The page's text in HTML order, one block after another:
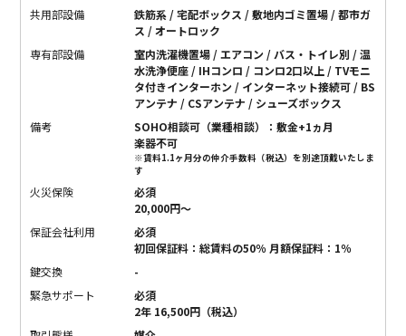
共用部設備
鉄筋系 / 宅配ボックス / 敷地内ゴミ置場 / 都市ガ
ス / オートロック
専有部設備
室内洗濯機置場 / エアコン / バス・トイレ別 / 温
水洗浄便座 / IHコンロ / コンロ2口以上 / TVモニ
タ付きインターホン / インターネット接続可 / BS
アンテナ / CSアンテナ / シューズボックス
備考
SOHO相談可（業種相談）：敷金+1ヵ月
楽器不可
※賃料1.1ヶ月分の仲介手数料（税込）を別途頂戴いたしま
す
火災保険
必須
20,000円〜
保証会社利用
必須
初回保証料：総賃料の50％ 月額保証料：1％
鍵交換
-
緊急サポート
必須
2年 16,500円（税込）